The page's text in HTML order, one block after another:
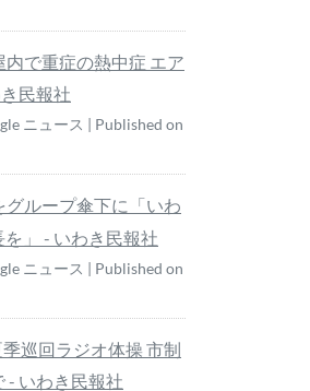
で重症の熱中症 エア
民報社
ニュース
Published on
グループ傘下に「いわ
」 - いわき民報社
ニュース
Published on
巡回ラジオ体操 市制
- いわき民報社